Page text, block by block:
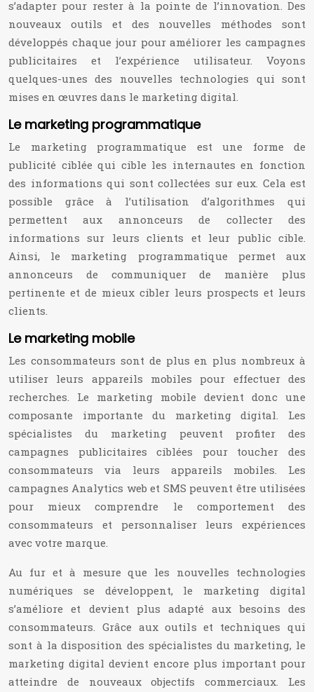
s’adapter pour rester à la pointe de l’innovation. Des
nouveaux outils et des nouvelles méthodes sont
développés chaque jour pour améliorer les campagnes
publicitaires et l’expérience utilisateur. Voyons
quelques-unes des nouvelles technologies qui sont
mises en œuvres dans le marketing digital.
Le marketing programmatique
Le marketing programmatique est une forme de
publicité ciblée qui cible les internautes en fonction
des informations qui sont collectées sur eux. Cela est
possible grâce à l’utilisation d’algorithmes qui
permettent aux annonceurs de collecter des
informations sur leurs clients et leur public cible.
Ainsi, le marketing programmatique permet aux
annonceurs de communiquer de manière plus
pertinente et de mieux cibler leurs prospects et leurs
clients.
Le marketing mobile
Les consommateurs sont de plus en plus nombreux à
utiliser leurs appareils mobiles pour effectuer des
recherches. Le marketing mobile devient donc une
composante importante du marketing digital. Les
spécialistes du marketing peuvent profiter des
campagnes publicitaires ciblées pour toucher des
consommateurs via leurs appareils mobiles. Les
campagnes Analytics web et SMS peuvent être utilisées
pour mieux comprendre le comportement des
consommateurs et personnaliser leurs expériences
avec votre marque.
Au fur et à mesure que les nouvelles technologies
numériques se développent, le marketing digital
s’améliore et devient plus adapté aux besoins des
consommateurs. Grâce aux outils et techniques qui
sont à la disposition des spécialistes du marketing, le
marketing digital devient encore plus important pour
atteindre de nouveaux objectifs commerciaux. Les